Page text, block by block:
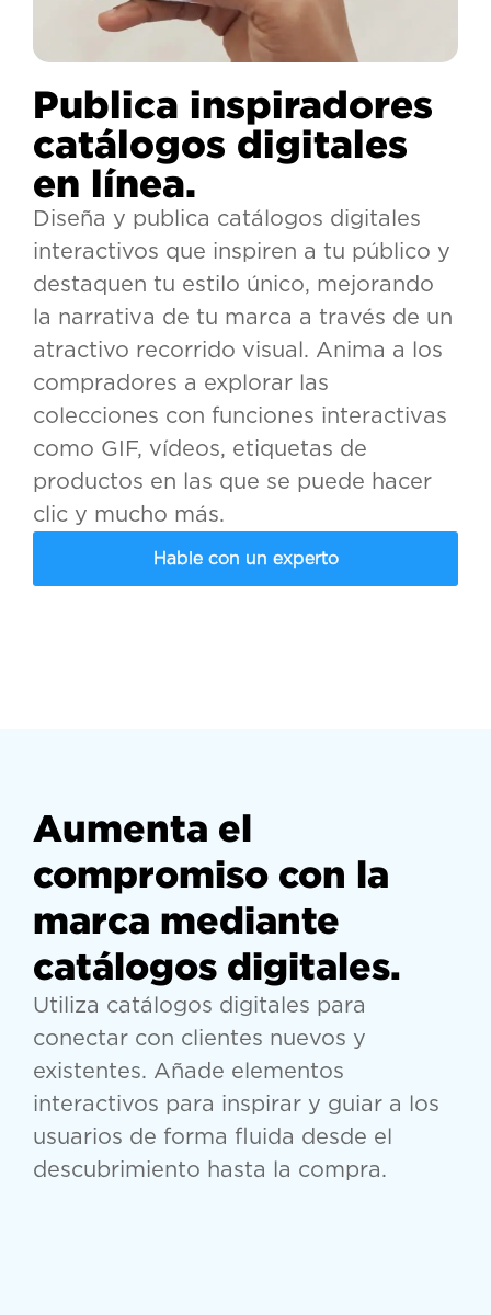
Publica inspiradores
catálogos digitales
en línea.
Diseña y publica catálogos digitales
interactivos que inspiren a tu público y
destaquen tu estilo único, mejorando
la narrativa de tu marca a través de un
atractivo recorrido visual. Anima a los
compradores a explorar las
colecciones con funciones interactivas
como GIF, vídeos, etiquetas de
productos en las que se puede hacer
clic y mucho más.
Hable con un experto
Aumenta el
compromiso con la
marca mediante
catálogos digitales.
Utiliza catálogos digitales para
conectar con clientes nuevos y
existentes. Añade elementos
interactivos para inspirar y guiar a los
usuarios de forma fluida desde el
descubrimiento hasta la compra.